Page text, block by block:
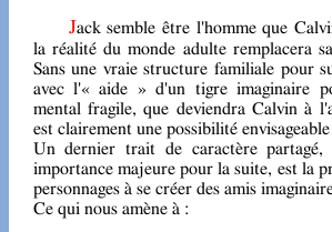
Jack semble être l'homme que Calvin deviendra quand
la réalité du monde adulte remplacera
Sans une vraie structure familiale pour
avec l'« aide » d'un tigre imaginaire
mental fragile, que deviendra Calvin à
est clairement une possibilité
Un dernier trait de caractère
importance majeure pour la suite, est la
personnages à se créer des amis
Ce qui nous amène à :